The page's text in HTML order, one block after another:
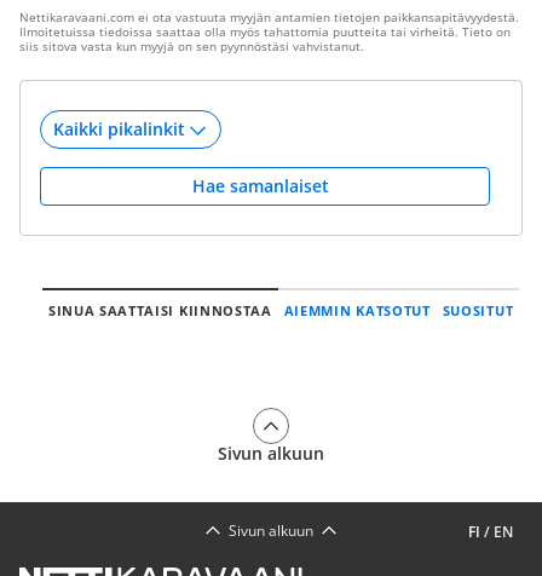
Nettikaravaani.com ei ota vastuuta myyjän antamien tietojen paikkansapitävyydestä.
Ilmoitetuissa tiedoissa saattaa olla myös tahattomia puutteita tai virheitä. Tieto on
siis sitova vasta kun myyjä on sen pyynnöstäsi vahvistanut.
Hae samanlaiset
SINUA SAATTAISI KIINNOSTAA AIEMMIN KATSOTUT SUOSITUT
Sivun alkuun
FI / EN
Sivun alkuun